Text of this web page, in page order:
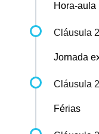
Hora-aula
Cláusula
Jornada
Cláusula
Férias